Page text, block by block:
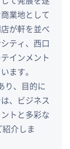
業地として
が軒を並べ
ティ、西口
インメント
ます。
り、目的に
、ビジネス
トと多彩な
介しま